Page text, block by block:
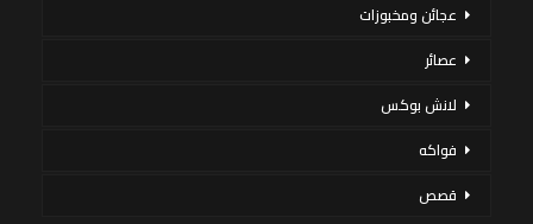
عجائن ومخبوزات
عصائر
لانش بوكس
فواكه
قصص